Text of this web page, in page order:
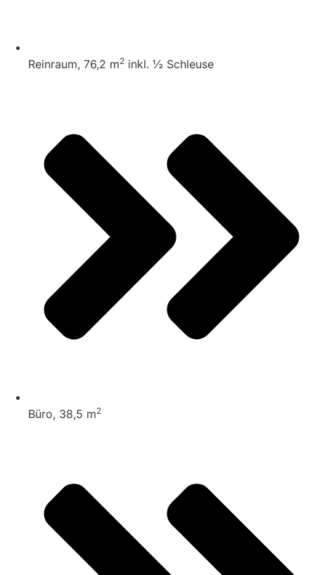
Reinraum, 76,2 m2 inkl. ½ Schleuse
Büro, 38,5 m2